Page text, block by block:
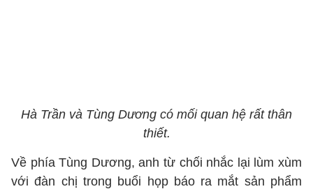
Hà Trần và Tùng Dương có mối quan hệ rất thân
thiết.
Về phía Tùng Dương, anh từ chối nhắc lại lùm xùm
với đàn chị trong buổi họp báo ra mắt sản phẩm